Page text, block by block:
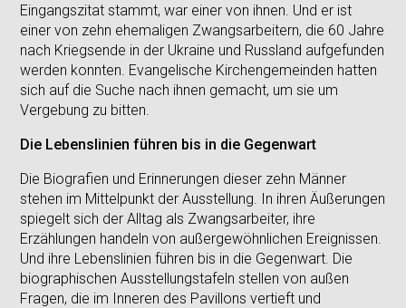
Eingangszitat stammt, war einer von ihnen. Und er ist
einer von zehn ehemaligen Zwangsarbeitern, die 60 Jahre
nach Kriegsende in der Ukraine und Russland aufgefunden
werden konnten. Evangelische Kirchengemeinden hatten
sich auf die Suche nach ihnen gemacht, um sie um
Vergebung zu bitten.
Die Lebenslinien führen bis in die Gegenwart
Die Biografien und Erinnerungen dieser zehn Männer
stehen im Mittelpunkt der Ausstellung. In ihren Äußerungen
spiegelt sich der Alltag als Zwangsarbeiter, ihre
Erzählungen handeln von außergewöhnlichen Ereignissen.
Und ihre Lebenslinien führen bis in die Gegenwart. Die
biographischen Ausstellungstafeln stellen von außen
Fragen, die im Inneren des Pavillons vertieft und